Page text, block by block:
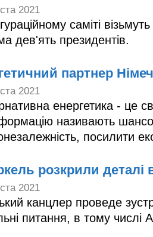
2021
саміті
партнер
2021
енергетика - це
називають
посилити
розкрили деталі
2021
канцлер проведе
питання, в тому числі